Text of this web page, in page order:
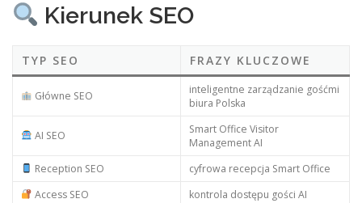
Kierunek SEO
TYP SEO FRAZY KLUCZOWE
Główne SEO
inteligentne zarządzanie gośćmi
biura Polska
AI SEO
Smart Office Visitor
Management AI
Reception SEO
cyfrowa recepcja Smart Office
Access SEO
kontrola dostępu gości AI